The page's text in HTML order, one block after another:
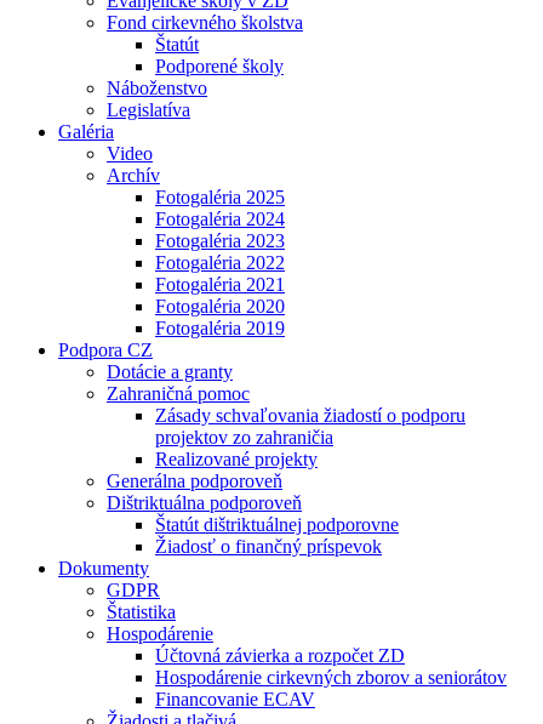
Fond cirkevného školstva
Štatút
Podporené školy
Náboženstvo
Legislatíva
Galéria
Video
Archív
Fotogaléria 2025
Fotogaléria 2024
Fotogaléria 2023
Fotogaléria 2022
Fotogaléria 2021
Fotogaléria 2020
Fotogaléria 2019
Podpora CZ
Dotácie a granty
Zahraničná pomoc
Zásady schvaľovania žiadostí o podporu
projektov zo zahraničia
Realizované projekty
Generálna podporoveň
Dištriktuálna podporoveň
Štatút dištriktuálnej podporovne
Žiadosť o finančný príspevok
Dokumenty
GDPR
Štatistika
Hospodárenie
Účtovná závierka a rozpočet ZD
Hospodárenie cirkevných zborov a seniorátov
Financovanie ECAV